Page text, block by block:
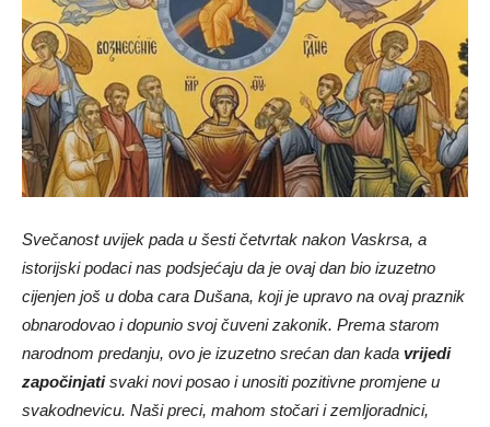
Svečanost uvijek pada u šesti četvrtak nakon Vaskrsa, a
istorijski podaci nas podsjećaju da je ovaj dan bio izuzetno
cijenjen još u doba cara Dušana, koji je upravo na ovaj praznik
obnarodovao i dopunio svoj čuveni zakonik. Prema starom
narodnom predanju, ovo je izuzetno srećan dan kada vrijedi
započinjatisvaki novi posao i unositi pozitivne promjene u
svakodnevicu. Naši preci, mahom stočari i zemljoradnici,